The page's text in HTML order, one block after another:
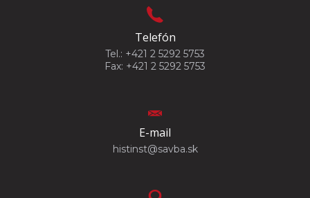
Telefón
Tel.: +421 2 5292 5753
Fax: +421 2 5292 5753
E-mail
histinst@savba.sk